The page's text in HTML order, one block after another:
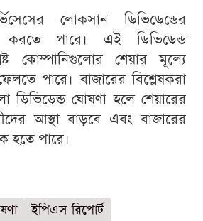
লোকসান ডিভিডেন্ডের
করতে পারে। এই ডিভিডেন্ড
কোম্পানিগুলোর শেয়ার মূল্যে
পারে। বাজারের বিশ্লেষকরা
ঘোষণা হলে শেয়ারের
আস্থা বাড়বে এবং বাজারের
হতে পারে।
ইপিএস রিপোর্ট